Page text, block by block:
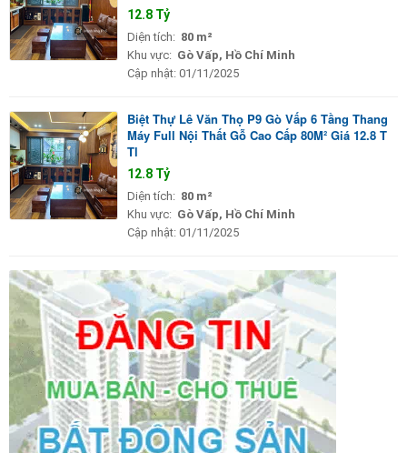
12.8 Tỷ
Diện tích: 80 m²
Khu vực: Gò Vấp, Hồ Chí Minh
Cập nhật: 01/11/2025
Biệt Thự Lê Văn Thọ P9 Gò Vấp 6 Tầng Thang
Máy Full Nội Thất Gỗ Cao Cấp 80M² Giá 12.8 T
Tl
12.8 Tỷ
Diện tích: 80 m²
Khu vực: Gò Vấp, Hồ Chí Minh
Cập nhật: 01/11/2025